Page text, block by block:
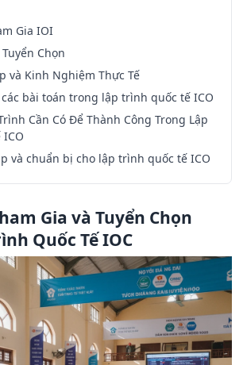
Gia IOI
Chọn
và Kinh Nghiệm Thực Tế
bài toán trong lập trình quốc tế ICO
Cần Có Để Thành Công Trong Lập
ICO
và chuẩn bị cho lập trình quốc tế ICO
Gia và Tuyển Chọn
Quốc Tế IOC